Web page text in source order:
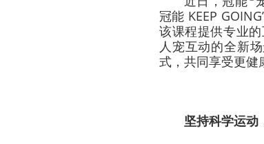
冠能 KEEP
该课程提供专业
人宠互动的全新
式，共同享受更健
坚持科学运动